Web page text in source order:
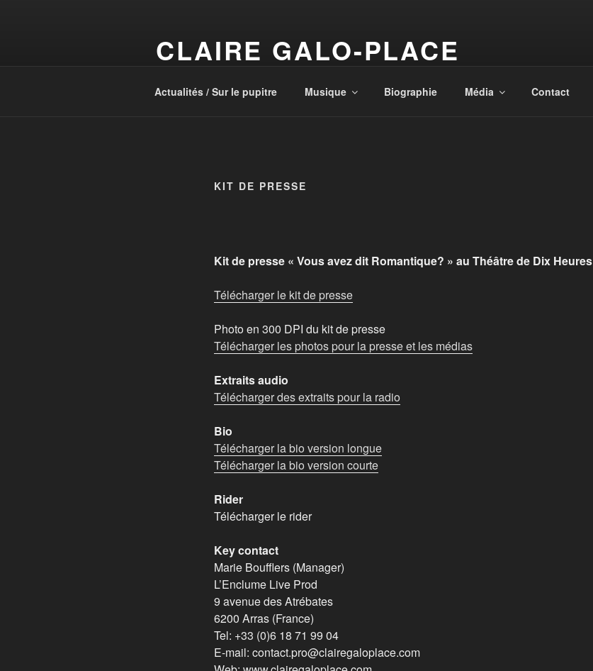
CLAIRE GALO-PLACE
Actualités / Sur le pupitre Musique Biographie Média Contact
KIT DE PRESSE
Kit de presse « Vous avez dit Romantique? » au Théâtre de Dix Heures
Télécharger le kit de presse
Photo en 300 DPI du kit de presse
Télécharger les photos pour la presse et les médias
Extraits audio
Télécharger des extraits pour la radio
Bio
Télécharger la bio version longue
Télécharger la bio version courte
Rider
Télécharger le rider
Key contact
Marie Boufflers (Manager)
L’Enclume Live Prod
9 avenue des Atrébates
6200 Arras (France)
Tel: +33 (0)6 18 71 99 04
E-mail: contact.pro@clairegaloplace.com